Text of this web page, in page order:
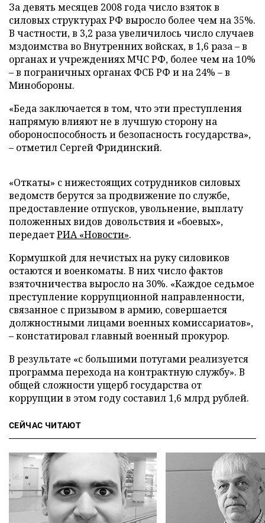
За девять месяцев 2008 года число взяток в
силовых структурах РФ выросло более чем на 35%.
В частности, в 3,2 раза увеличилось число случаев
мздоимства во Внутренних войсках, в 1,6 раза – в
органах и учреждениях МЧС РФ, более чем на 10%
– в пограничных органах ФСБ РФ и на 24% – в
Минобороны.
«Беда заключается в том, что эти преступления
напрямую влияют не в лучшую сторону на
обороноспособность и безопасность государства»,
– отметил Сергей Фридинский.
«Откаты» с нижестоящих сотрудников силовых
ведомств берутся за продвижение по службе,
предоставление отпусков, увольнение, выплату
положенных видов довольствия и «боевых»,
передаетРИА «Новости».
Кормушкой для нечистых на руку силовиков
остаются и военкоматы. В них число фактов
взяточничества выросло на 30%. «Каждое седьмое
преступление коррупционной направленности,
связанное с призывом в армию, совершается
должностными лицами военных комиссариатов»,
– констатировал главный военный прокурор.
В результате «с большими потугами реализуется
программа перехода на контрактную службу». В
общей сложности ущерб государства от
коррупции в этом году составил 1,6 млрд рублей.
СЕЙЧАС ЧИТАЮТ